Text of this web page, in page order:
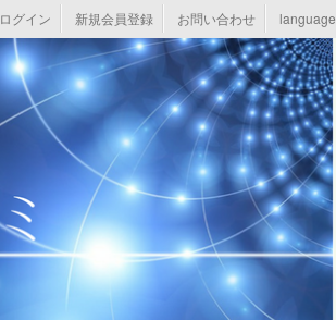
ログイン 新規会員登録 お問い合わせ language